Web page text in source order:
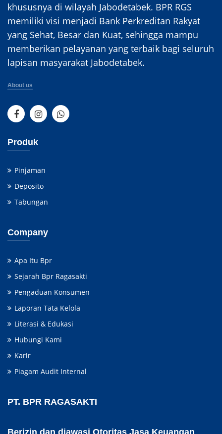
khususnya di wilayah Jabodetabek. BPR RGS
memiliki visi menjadi Bank Perkreditan Rakyat
yang Sehat, Besar dan Kuat, sehingga mampu
memberikan pelayanan yang terbaik bagi seluruh
lapisan masyarakat Jabodetabek.
About us
Produk
Pinjaman
Deposito
Tabungan
Company
Apa Itu Bpr
Sejarah Bpr Ragasakti
Pengaduan Konsumen
Laporan Tata Kelola
Literasi & Edukasi
Hubungi Kami
Karir
Piagam Audit Internal
PT. BPR RAGASAKTI
Berizin dan diawasi Otoritas Jasa Keuangan